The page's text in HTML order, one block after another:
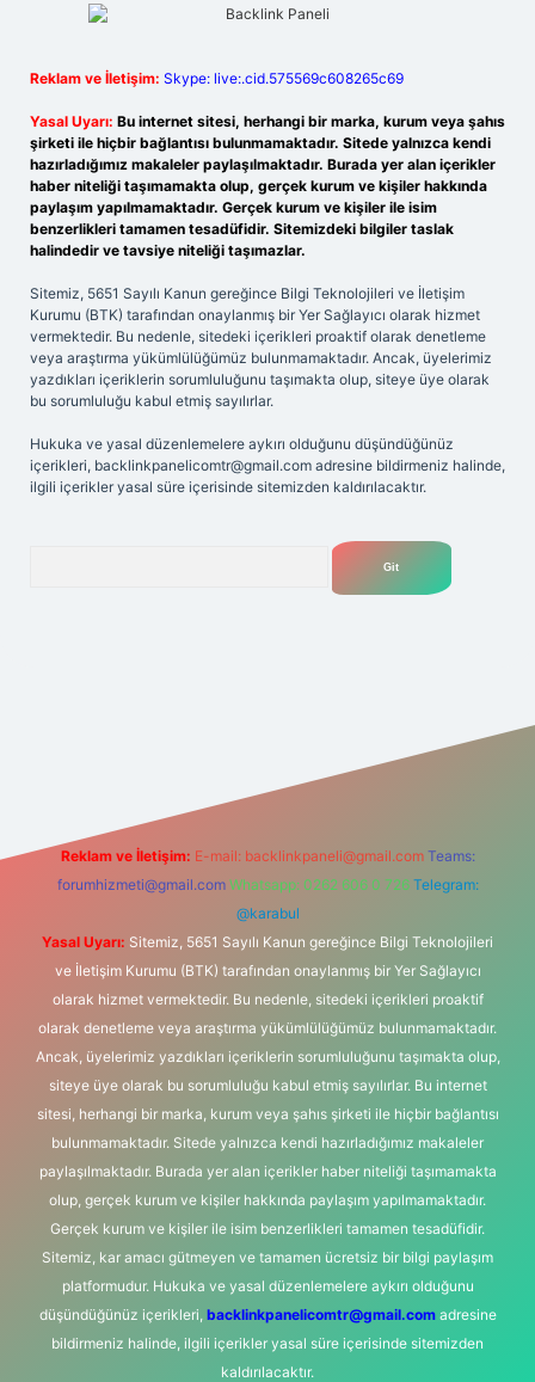
Reklam ve İletişim: Skype: live:.cid.575569c608265c69
Yasal Uyarı: Bu internet sitesi, herhangi bir marka, kurum veya şahıs
şirketi ile hiçbir bağlantısı bulunmamaktadır. Sitede yalnızca kendi
hazırladığımız makaleler paylaşılmaktadır. Burada yer alan içerikler
haber niteliği taşımamakta olup, gerçek kurum ve kişiler hakkında
paylaşım yapılmamaktadır. Gerçek kurum ve kişiler ile isim
benzerlikleri tamamen tesadüfidir. Sitemizdeki bilgiler taslak
halindedir ve tavsiye niteliği taşımazlar.
Sitemiz, 5651 Sayılı Kanun gereğince Bilgi Teknolojileri ve İletişim
Kurumu (BTK) tarafından onaylanmış bir Yer Sağlayıcı olarak hizmet
vermektedir. Bu nedenle, sitedeki içerikleri proaktif olarak denetleme
veya araştırma yükümlülüğümüz bulunmamaktadır. Ancak, üyelerimiz
yazdıkları içeriklerin sorumluluğunu taşımakta olup, siteye üye olarak
bu sorumluluğu kabul etmiş sayılırlar.
Hukuka ve yasal düzenlemelere aykırı olduğunu düşündüğünüz
içerikleri, backlinkpanelicomtr@gmail.com adresine bildirmeniz halinde,
ilgili içerikler yasal süre içerisinde sitemizden kaldırılacaktır.
Reklam ve İletişim: E-mail: backlinkpaneli@gmail.com Teams:
forumhizmeti@gmail.com Whatsapp: 0262 606 0 726 Telegram:
@karabul
Yasal Uyarı: Sitemiz, 5651 Sayılı Kanun gereğince Bilgi Teknolojileri
ve İletişim Kurumu (BTK) tarafından onaylanmış bir Yer Sağlayıcı
olarak hizmet vermektedir. Bu nedenle, sitedeki içerikleri proaktif
olarak denetleme veya araştırma yükümlülüğümüz bulunmamaktadır.
Ancak, üyelerimiz yazdıkları içeriklerin sorumluluğunu taşımakta olup,
siteye üye olarak bu sorumluluğu kabul etmiş sayılırlar. Bu internet
sitesi, herhangi bir marka, kurum veya şahıs şirketi ile hiçbir bağlantısı
bulunmamaktadır. Sitede yalnızca kendi hazırladığımız makaleler
paylaşılmaktadır. Burada yer alan içerikler haber niteliği taşımamakta
olup, gerçek kurum ve kişiler hakkında paylaşım yapılmamaktadır.
Gerçek kurum ve kişiler ile isim benzerlikleri tamamen tesadüfidir.
Sitemiz, kar amacı gütmeyen ve tamamen ücretsiz bir bilgi paylaşım
platformudur. Hukuka ve yasal düzenlemelere aykırı olduğunu
düşündüğünüz içerikleri, backlinkpanelicomtr@gmail.comadresine
bildirmeniz halinde, ilgili içerikler yasal süre içerisinde sitemizden
kaldırılacaktır.